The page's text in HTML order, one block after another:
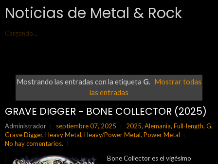
Noticias de Metal & Rock
Cargando...
Mostrando las entradas con la etiqueta G. Mostrar todas
las entradas
GRAVE DIGGER - BONE COLLECTOR (2025)
Administrador septiembre 07, 2025 2025, Alemania, Full-length, G,
Grave Digger, Heavy Metal, Heavy/Power Metal, Power Metal
No hay comentarios.
Bone Collector es el vigésimo